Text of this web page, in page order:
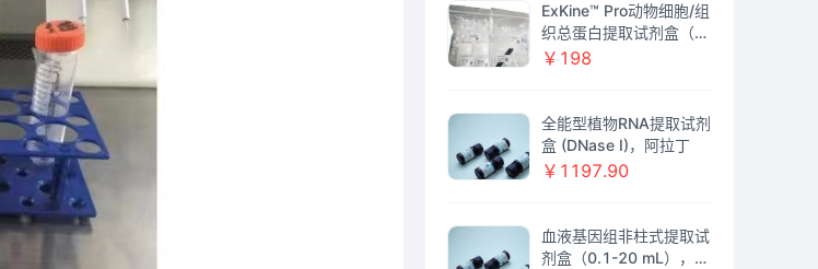
ExKine™ Pro动物细胞/组
织总蛋白提取试剂盒（柱
式法）
￥198
全能型植物RNA提取试剂
盒 (DNase I)，阿拉丁
￥1197.90
血液基因组非柱式提取试
剂盒（0.1-20 mL），阿